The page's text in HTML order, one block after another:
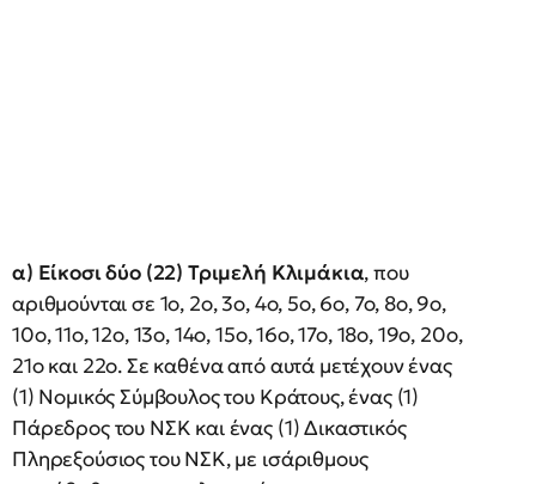
α) Είκοσι δύο (22) Τριμελή Κλιμάκια, που
αριθμούνται σε 1ο, 2ο, 3ο, 4ο, 5ο, 6ο, 7ο, 8ο, 9ο,
10ο, 11ο, 12ο, 13ο, 14ο, 15ο, 16ο, 17ο, 18ο, 19ο, 20ο,
21ο και 22ο. Σε καθένα από αυτά μετέχουν ένας
(1) Νομικός Σύμβουλος του Κράτους, ένας (1)
Πάρεδρος του ΝΣΚ και ένας (1) Δικαστικός
Πληρεξούσιος του ΝΣΚ, με ισάριθμους